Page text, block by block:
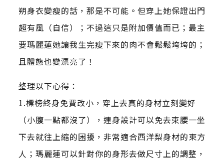
朔身衣變瘦的話，那是不可能。但穿上她保證出門
超有風（自信）；不過這只是附加價值而已；最主
要瑪麗蓮她讓我生完瘦下來的肉不會鬆鬆垮垮的；
且體態也變漂亮了！
整理以下心得：
1.標榜終身免費改小，穿上去真的身材立刻變好
（小腹一點都沒了），連身設計可以免去束腰一坐
下去就往上縮的困擾，非常適合西洋梨身材的東方
人；瑪麗蓮可以針對你的身形去做尺寸上的調整，